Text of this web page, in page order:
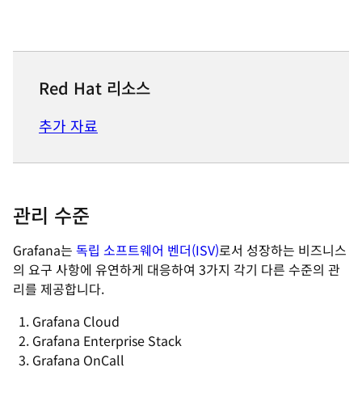
Red Hat 리소스
추가 자료
관리 수준
Grafana는 독립 소프트웨어 벤더(ISV)로서 성장하는 비즈니스
의 요구 사항에 유연하게 대응하여 3가지 각기 다른 수준의 관
리를 제공합니다.
Grafana Cloud
Grafana Enterprise Stack
Grafana OnCall